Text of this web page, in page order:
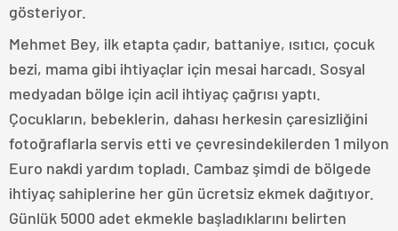
gösteriyor.
Mehmet Bey, ilk etapta çadır, battaniye, ısıtıcı, çocuk
bezi, mama gibi ihtiyaçlar için mesai harcadı. Sosyal
medyadan bölge için acil ihtiyaç çağrısı yaptı.
Çocukların, bebeklerin, dahası herkesin çaresizliğini
fotoğraflarla servis etti ve çevresindekilerden 1 milyon
Euro nakdi yardım topladı. Cambaz şimdi de bölgede
ihtiyaç sahiplerine her gün ücretsiz ekmek dağıtıyor.
Günlük 5000 adet ekmekle başladıklarını belirten